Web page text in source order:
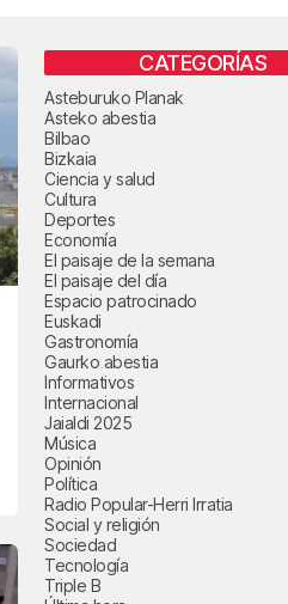
CATEGORÍAS
Asteburuko Planak
Asteko abestia
Bilbao
Bizkaia
Ciencia y salud
Cultura
Deportes
Economía
El paisaje de la semana
El paisaje del día
Espacio patrocinado
Euskadi
Gastronomía
Gaurko abestia
Informativos
Internacional
Jaialdi 2025
Música
Opinión
Política
Radio Popular-Herri Irratia
Social y religión
Sociedad
Tecnología
Triple B